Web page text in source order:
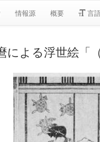
情報源 概要 言
による浮世絵「